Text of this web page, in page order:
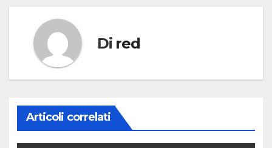
Di red
Articoli correlati